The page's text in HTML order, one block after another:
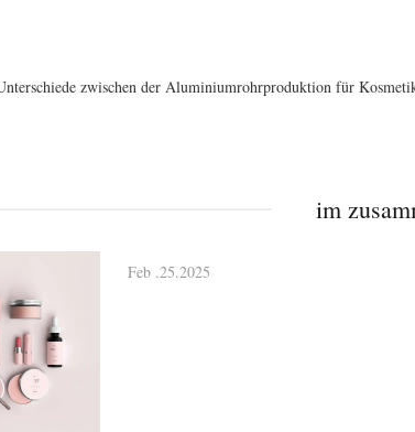
zwischen der Aluminiumrohrproduktion für
im
Feb .25.2025